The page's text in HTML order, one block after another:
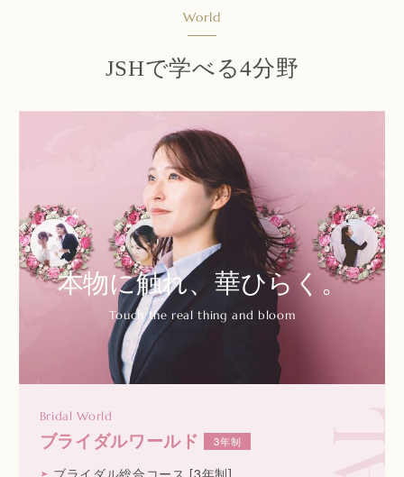
World
JSHで学べる4分野
本物に触れ、 華ひらく。
Touch the real thing and bloom
Bridal World
ブライダルワールド 3年制